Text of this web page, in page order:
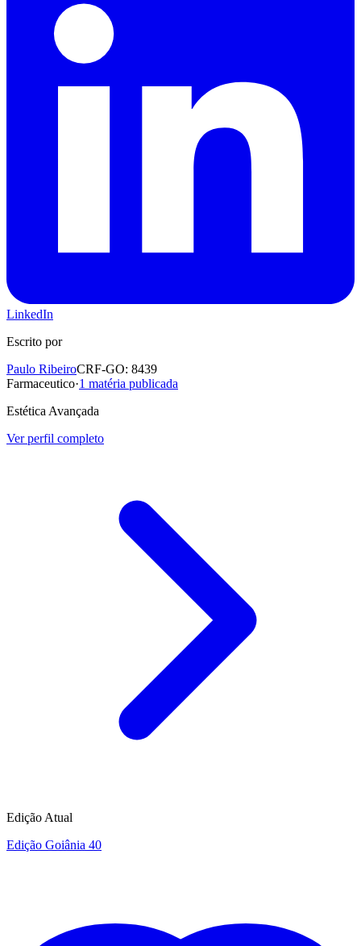
LinkedIn
Escrito por
Paulo RibeiroCRF-GO: 8439
Farmaceutico·1 matéria publicada
Estética Avançada
Ver perfil completo
Edição Atual
Edição Goiânia 40